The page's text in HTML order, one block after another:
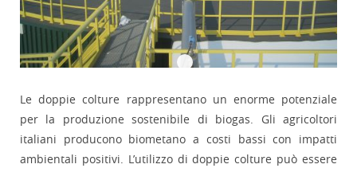
Le doppie colture rappresentano un enorme potenziale
per la produzione sostenibile di biogas. Gli agricoltori
italiani producono biometano a costi bassi con impatti
ambientali positivi. L’utilizzo di doppie colture può essere